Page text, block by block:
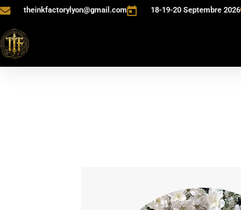
theinkfactorylyon@gmail.com 18-19-20 Septembre 2026